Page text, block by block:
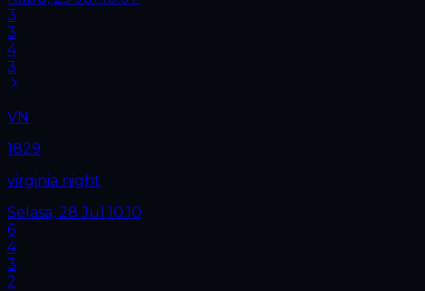
3
3
4
3
VN
1829
virginia night
Selasa, 28 Jul 10.10
6
4
3
2